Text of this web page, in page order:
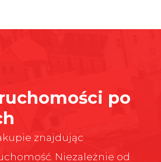
po
znajdując
Niezależnie od